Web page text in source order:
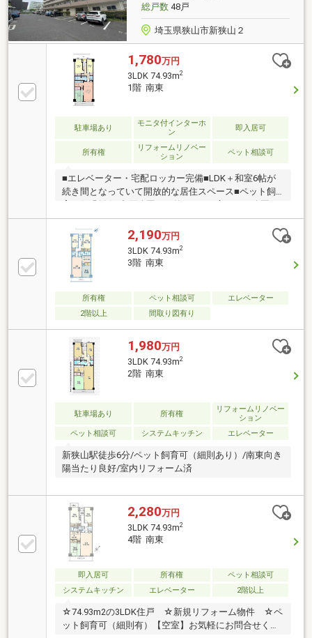
総戸数48戸
埼玉県狭山市新狭山２
1,780万円
3LDK 74.93m2
1階 南東
駐車場あり
モニタ付インターホ
ン
即入居可
所有権
リフォームリノベー
ション
ペット相談可
■エレベーター・宅配ロッカー完備■LDK＋和室6帖が
続き間となっていて開放的な居住スペース■ペット飼
お子様が思いっきりお外で遊べます！ご家族間のコミ
ュニケーションも取りやすい間取り設計。独立キッチ
ンのため料理の匂いや煙がリビング・ダイニングに広
がりません。コンビニ徒歩3分、スーパー徒歩6分とお
買い物がとっても便利！保育所やドラッグストア、公
園も徒歩圏内で子育て環境良好です。「見学カレンダ
ーから見学日設定していただけます」その他「お住み
替え・相続・不動産売却」など、この機会にぜひお気
2,190万円
3LDK 74.93m2
3階 南東
所有権 ペット相談可
エレベーター
2階以上
間取り図有り
1,980万円
3LDK 74.93m2
2階 南東
駐車場あり 所有権
リフォームリノベー
ション
ペット相談可
システムキッチン エレベーター
新狭山駅徒歩6分/ペット飼育可（細則あり）/南東向き
陽当たり良好/室内リフォーム済
2,280万円
3LDK 74.93m2
4階 南東
即入居可 所有権
ペット相談可
システムキッチン
エレベーター 2階以上
☆74.93m2の3LDK住戸 ☆新規リフォーム物件 ☆ペ
ット飼育可（細則有）【空室】お気軽にお問合せくだ